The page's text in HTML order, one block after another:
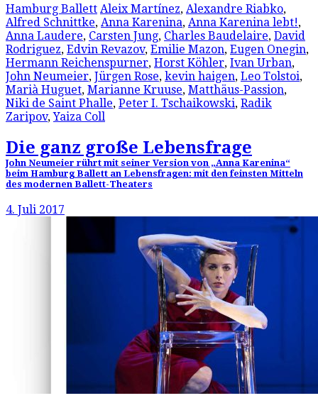
Hamburg Ballett Aleix Martínez, Alexandre Riabko,
Alfred Schnittke, Anna Karenina, Anna Karenina lebt!,
Anna Laudere, Carsten Jung, Charles Baudelaire, David
Rodriguez, Edvin Revazov, Emilie Mazon, Eugen Onegin,
Hermann Reichenspurner, Horst Köhler, Ivan Urban,
John Neumeier, Jürgen Rose, kevin haigen, Leo Tolstoi,
Marià Huguet, Marianne Kruuse, Matthäus-Passion,
Niki de Saint Phalle, Peter I. Tschaikowski, Radik
Zaripov,Yaiza Coll
Die ganz große Lebensfrage
John Neumeier rührt mit seiner Version von „Anna Karenina“
beim Hamburg Ballett an Lebensfragen: mit den feinsten Mitteln
des modernen Ballett-Theaters
4. Juli 2017